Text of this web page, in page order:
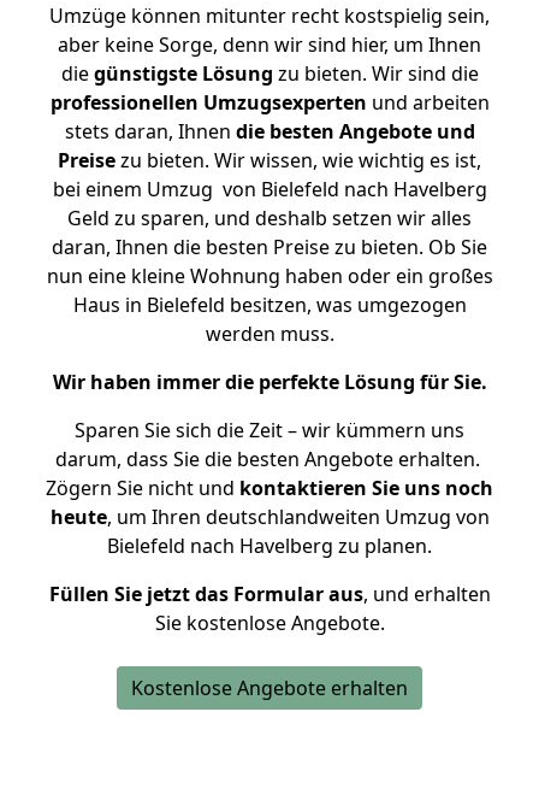
Umzüge können mitunter recht kostspielig sein,
aber keine Sorge, denn wir sind hier, um Ihnen
diegünstigste Lösung zu bieten. Wir sind die
professionellen Umzugsexperten und arbeiten
stets daran, Ihnen die besten Angebote und
Preisezu bieten. Wir wissen, wie wichtig es ist,
bei einem Umzug von Bielefeld nach Havelberg
Geld zu sparen, und deshalb setzen wir alles
daran, Ihnen die besten Preise zu bieten. Ob Sie
nun eine kleine Wohnung haben oder ein großes
Haus in Bielefeld besitzen, was umgezogen
werden muss.
Wir haben immer die perfekte Lösung für Sie.
Sparen Sie sich die Zeit – wir kümmern uns
darum, dass Sie die besten Angebote erhalten.
Zögern Sie nicht und kontaktieren Sie uns noch
heute, um Ihren deutschlandweiten Umzug von
Bielefeld nach Havelberg zu planen.
Füllen Sie jetzt das Formular aus, und erhalten
Sie kostenlose Angebote.
Kostenlose Angebote erhalten